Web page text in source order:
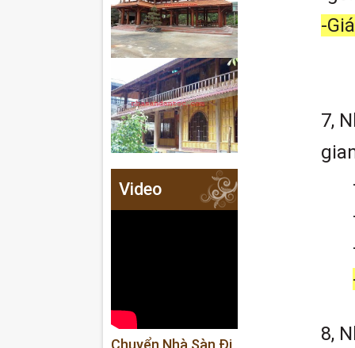
-
7,
8,
Video
Chuyển Nhà Sàn Đi